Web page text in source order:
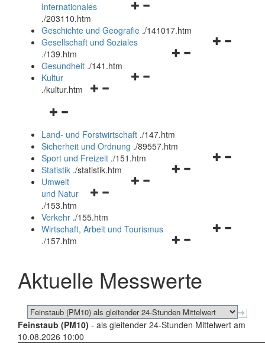
Navigationsmenü
und
schließen
Internationales
./203110.htm
Geschichte und Geografie ./141017.htm
Navigationsmenü
Gesellschaft und Soziales
./139.htm
Navigationsmenü
Gesundheit ./141.htm
Navigationsmenü
Kultur
./kultur.htm
Navigationsmenü
und
schließen
Land- und Forstwirtschaft ./147.htm
Sicherheit und Ordnung ./89557.htm
Navigationsmenü
Sport und Freizeit ./151.htm
Navigationsmenü
Statistik ./statistik.htm
Navigationsmenü
und
schließen
Umwelt
und Natur
./153.htm
Verkehr ./155.htm
Navigationsmenü
schließen
Wirtschaft, Arbeit und Tourismus
./157.htm
Aktuelle Messwerte
Feinstaub (PM10) - als gleitender 24-Stunden Mittelwert am
10.08.2026 10:00